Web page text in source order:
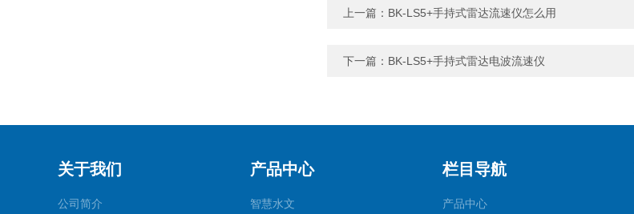
上一篇： BK-LS5+手持式雷达流速仪怎么用
下一篇： BK-LS5+手持式雷达电波流速仪
关于我们
公司简介
产品中心
智慧水文
栏目导航
产品中心